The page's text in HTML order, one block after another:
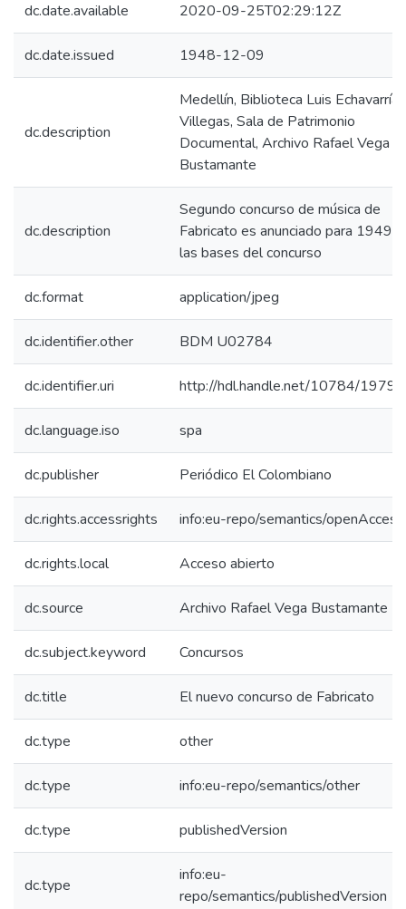
dc.date.available 2020-09-25T02:29:12Z
dc.date.issued 1948-12-09
dc.description
Medellín, Biblioteca Luis Echavarría
Villegas, Sala de Patrimonio
Documental, Archivo Rafael Vega
Bustamante
dc.description
Segundo concurso de música de
Fabricato es anunciado para 1949,
las bases del concurso
dc.format application/jpeg
dc.identifier.other BDM U02784
dc.identifier.uri http://hdl.handle.net/10784/19797
dc.language.iso spa
dc.publisher Periódico El Colombiano
dc.rights.accessrights info:eu-repo/semantics/openAccess
dc.rights.local Acceso abierto
dc.source Archivo Rafael Vega Bustamante
dc.subject.keyword Concursos
dc.title El nuevo concurso de Fabricato
dc.type other
dc.type info:eu-repo/semantics/other
dc.type publishedVersion
dc.type
info:eu-
repo/semantics/publishedVersion